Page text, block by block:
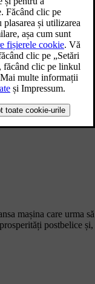
mașina care
postbelice